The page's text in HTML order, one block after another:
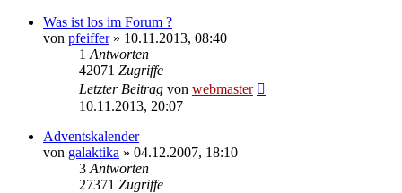
Was ist los im Forum ?
von pfeiffer» 10.11.2013, 08:40
1 Antworten
42071 Zugriffe
Letzter Beitrag von webmaster
10.11.2013, 20:07
Adventskalender
von galaktika » 04.12.2007, 18:10
3 Antworten
27371 Zugriffe